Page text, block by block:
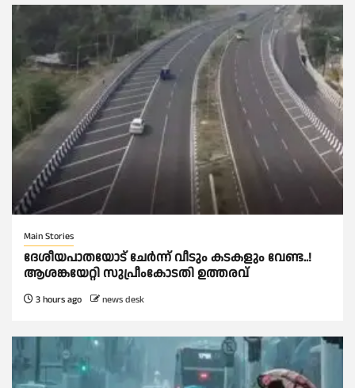
Main Stories
ദേശീയപാതയോട് ചേര്‍ന്ന് വീടും കടകളും വേണ്ട..!
ആശങ്കയേറ്റി സുപ്രീംകോടതി ഉത്തരവ്
3 hours ago news desk